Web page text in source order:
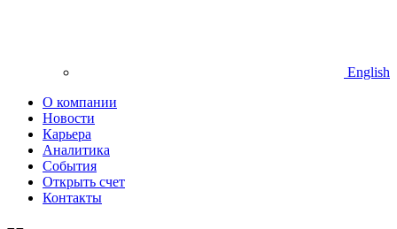
English
О компании
Новости
Карьера
Аналитика
События
Открыть счет
Контакты